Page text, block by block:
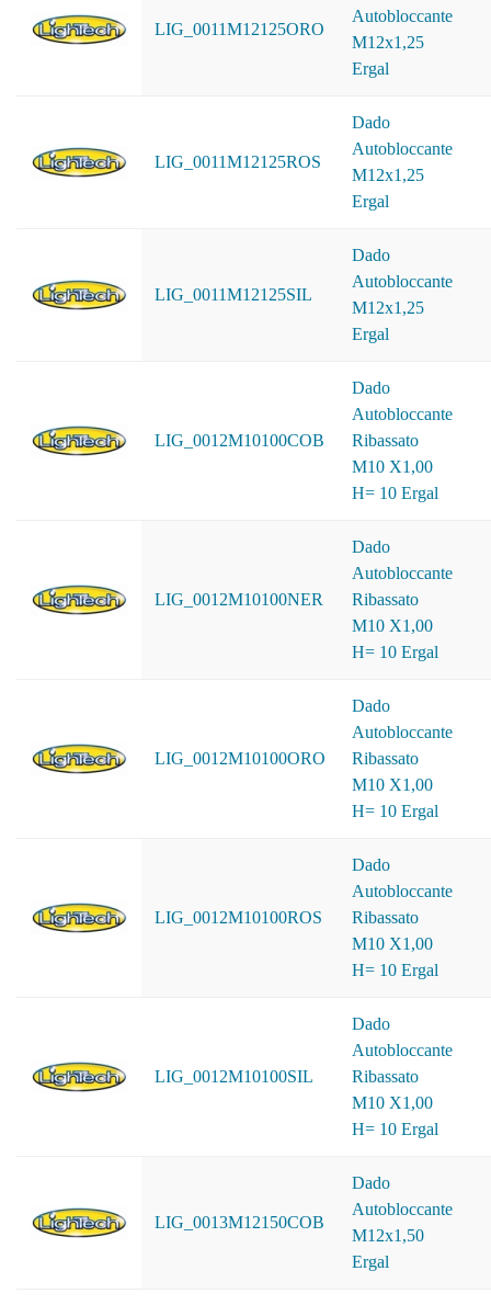
LIG_0011M12125ORO
Autobloccante
M12x1,25
Ergal
LIG_0011M12125ROS
Dado
Autobloccante
M12x1,25
Ergal
LIG_0011M12125SIL
Dado
Autobloccante
M12x1,25
Ergal
LIG_0012M10100COB
Dado
Autobloccante
Ribassato
M10 X1,00
H= 10 Ergal
LIG_0012M10100NER
Dado
Autobloccante
Ribassato
M10 X1,00
H= 10 Ergal
LIG_0012M10100ORO
Dado
Autobloccante
Ribassato
M10 X1,00
H= 10 Ergal
LIG_0012M10100ROS
Dado
Autobloccante
Ribassato
M10 X1,00
H= 10 Ergal
LIG_0012M10100SIL
Dado
Autobloccante
Ribassato
M10 X1,00
H= 10 Ergal
LIG_0013M12150COB
Dado
Autobloccante
M12x1,50
Ergal